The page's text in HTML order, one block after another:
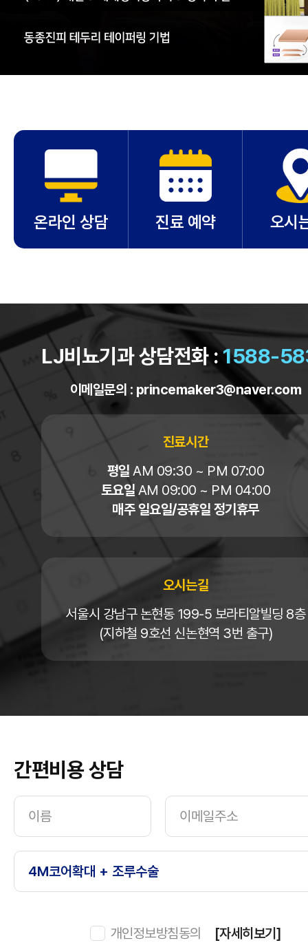
온라인 상담 진료 예약 오시
LJ비뇨기과 상담전화 :1588-
이메일문의 : princemaker3@naver.com
진료시간
평일 AM 09:30 ~ PM 07:00
토요일 AM 09:00 ~ PM 04:00
매주 일요일/공휴일 정기휴무
오시는길
서울시 강남구 논현동 199-5 보라티알빌딩 8층
(지하철 9호선 신논현역 3번 출구)
간편비용 상담
개인정보방침동의 [자세히보기]